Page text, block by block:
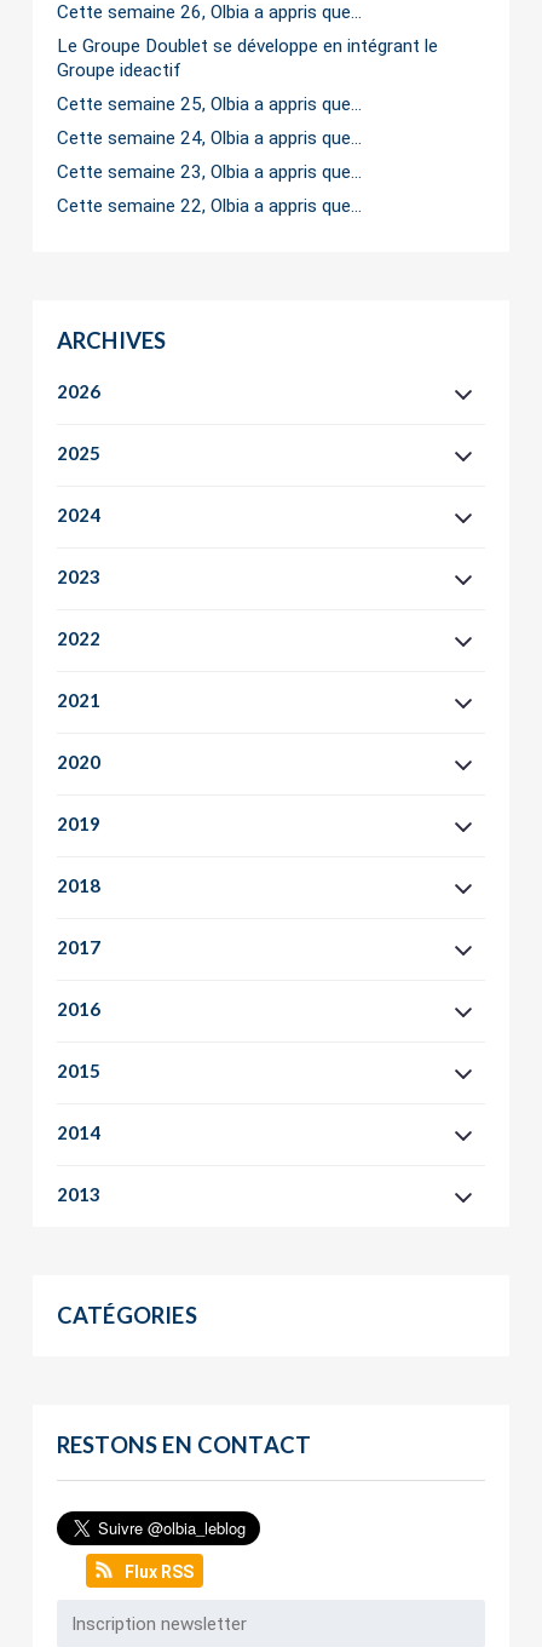
Cette semaine 26, Olbia a appris que…
Le Groupe Doublet se développe en intégrant le
Groupe ideactif
Cette semaine 25, Olbia a appris que…
Cette semaine 24, Olbia a appris que…
Cette semaine 23, Olbia a appris que…
Cette semaine 22, Olbia a appris que…
ARCHIVES
2026
2025
2024
2023
2022
2021
2020
2019
2018
2017
2016
2015
2014
2013
CATÉGORIES
RESTONS EN CONTACT
Flux RSS